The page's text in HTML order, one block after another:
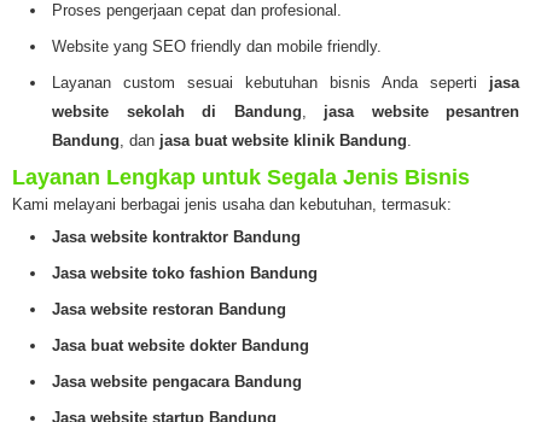
Proses pengerjaan cepat dan profesional.
Website yang SEO friendly dan mobile friendly.
Layanan custom sesuai kebutuhan bisnis Anda seperti jasa
website sekolah di Bandung, jasa website pesantren
Bandung, dan jasa buat website klinik Bandung.
Layanan Lengkap untuk Segala Jenis Bisnis
Kami melayani berbagai jenis usaha dan kebutuhan, termasuk:
Jasa website kontraktor Bandung
Jasa website toko fashion Bandung
Jasa website restoran Bandung
Jasa buat website dokter Bandung
Jasa website pengacara Bandung
Jasa website startup Bandung